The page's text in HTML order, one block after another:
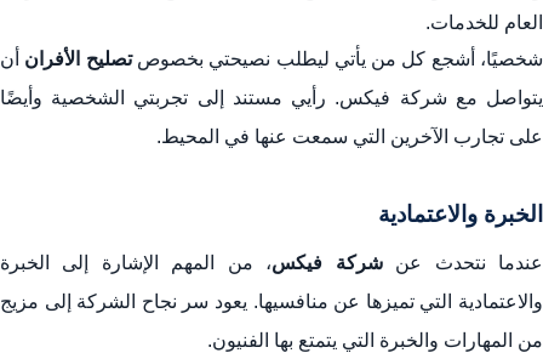
العام للخدمات.
شخصيًا، أشجع كل من يأتي ليطلب نصيحتي بخصوصتصليح الأفران أن
يتواصل مع شركة فيكس. رأيي مستند إلى تجربتي الشخصية وأيضًا
على تجارب الآخرين التي سمعت عنها في المحيط.
الخبرة والاعتمادية
عندما نتحدث عنشركة فيكس، من المهم الإشارة إلى الخبرة
والاعتمادية التي تميزها عن منافسيها. يعود سر نجاح الشركة إلى مزيج
من المهارات والخبرة التي يتمتع بها الفنيون.